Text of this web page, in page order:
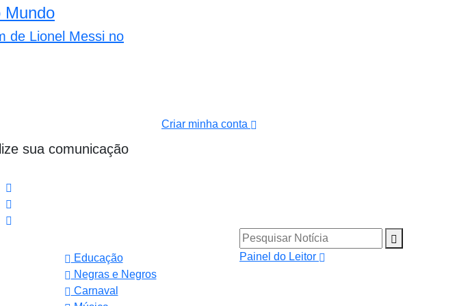
Mundo
de Lionel Messi no
sua comunicação
Criar minha conta
Educação
Negras e Negros
Carnaval
Pesquisar Notícia
Painel do Leitor